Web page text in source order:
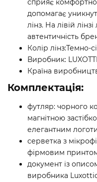
сприяє
допомагає
лінз. На лівій
автентичність
Колір лінз:Темно-
Виробник:
Країна
Комплектація:
футляр: чорного
магнітною
елегантним
серветка з
фірмовим
документ із
виробника